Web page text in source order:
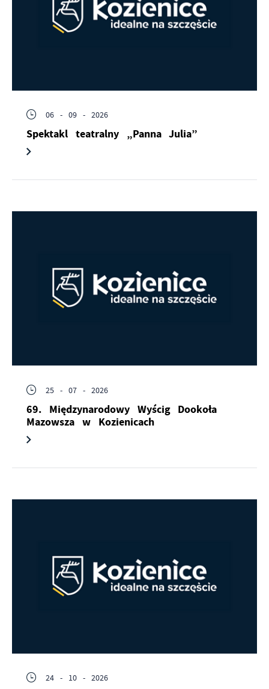
06 - 09 - 2026
Spektakl teatralny „Panna Julia”
25 - 07 - 2026
69. Międzynarodowy Wyścig Dookoła
Mazowsza w Kozienicach
24 - 10 - 2026
na stronach podmiotów trzecich lub firm będących naszymi
partnerami oraz innych dostawców usług. Firmy te działają
w charakterze pośredników prezentujących nasze treści w